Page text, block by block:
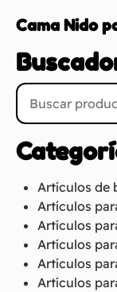
Cama Nido
Artículos de
Artículos
Artículos
Artículos
Artículos
Artículos